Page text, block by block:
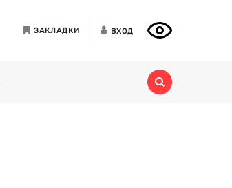
ЗАКЛАДКИ ВХОД